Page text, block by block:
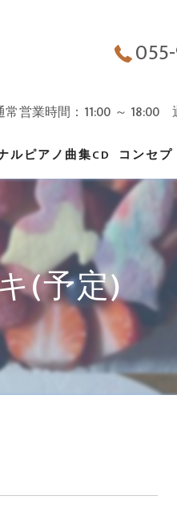
常営業時間：11:00 ～ 18:00
ルピアノ曲集CD コンセプ
(予定)